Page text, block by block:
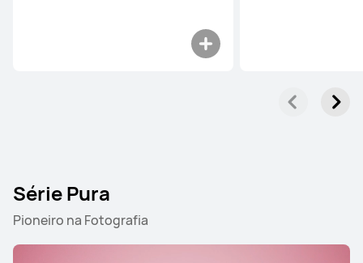
Série Pura
Pioneiro na Fotografia